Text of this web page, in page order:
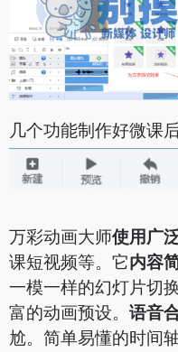
几个功能制作好微课
万彩动画大师使用广泛
课短视频等。它内容
一模一样的幻灯片切
富的动画预设。 语音
尬。简单易懂的时间